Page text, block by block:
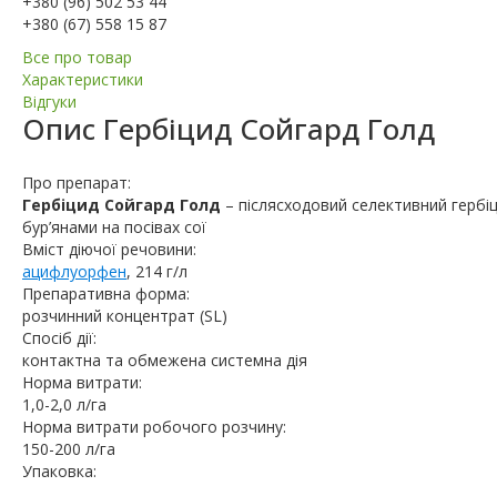
+380 (67) 558 15 87
Все про товар
Характеристики
Відгуки
Опис Гербіцид Сойгард Голд
Про препарат:
Гербіцид Сойгард Голд – післясходовий селективний
бур’янами на посівах coї
Вміст діючої речовини:
ацифлуорфен, 214 г/л
Препаративна форма:
розчинний концентрат (SL)
Спосіб дії:
контактна та обмежена системна дія
Норма витрати:
1,0-2,0 л/га
Норма витрати робочого розчину:
150-200 л/га
Упаковка: